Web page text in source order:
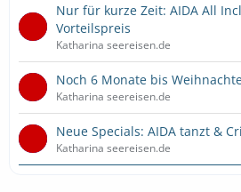
Nur für kurze Zeit: AIDA All
Vorteilspreis
Katharina seereisen.de
Noch 6 Monate bis
Katharina seereisen.de
Neue Specials: AIDA tanzt &
Katharina seereisen.de